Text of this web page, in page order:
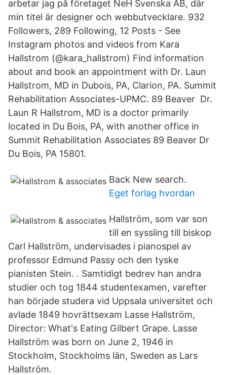
arbetar jag på företaget NeH Svenska AB, där
min titel är designer och webbutvecklare. 932
Followers, 289 Following, 12 Posts - See
Instagram photos and videos from Kara
Hallstrom (@kara_hallstrom) Find information
about and book an appointment with Dr. Laun
Hallstrom, MD in Dubois, PA, Clarion, PA. Summit
Rehabilitation Associates-UPMC. 89 Beaver Dr.
Laun R Hallstrom, MD is a doctor primarily
located in Du Bois, PA, with another office in
Summit Rehabilitation Associates 89 Beaver Dr
Du Bois, PA 15801.
Back New search.
Eget forlag hvordan
Hallström, som var son
till en syssling till biskop
Carl Hallström, undervisades i pianospel av
professor Edmund Passy och den tyske
pianisten Stein. . Samtidigt bedrev han andra
studier och tog 1844 studentexamen, varefter
han började studera vid Uppsala universitet och
avlade 1849 hovrättsexam Lasse Hallström,
Director: What's Eating Gilbert Grape. Lasse
Hallström was born on June 2, 1946 in
Stockholm, Stockholms län, Sweden as Lars
Hallström.